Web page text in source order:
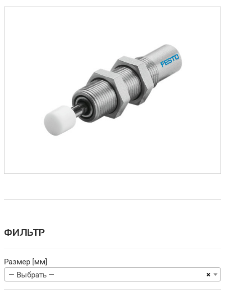
ФИЛЬТР
Размер [мм]
×
— Выбрать —